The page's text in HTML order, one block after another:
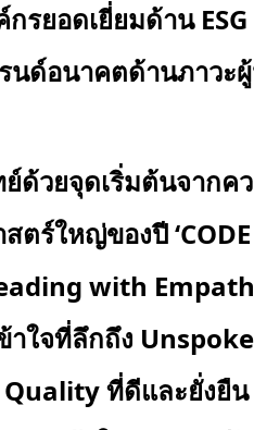
รยอดเยี่ยมด้าน
นด์อนาคตด้านภาวะ
ด้วยจุดเริ่มต้นจากค
ตร์ใหญ่ของปี ‘
with
าใจที่ลึกถึง
ที่ดีและยั่งยืน